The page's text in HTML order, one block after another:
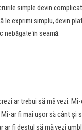
simple devin
le exprimi simplu, devin
nebăgate în seamă.
ar trebui să mă vezi. Mi-
ar fi mai ușor să cânt și
ar fi destul să mă vezi